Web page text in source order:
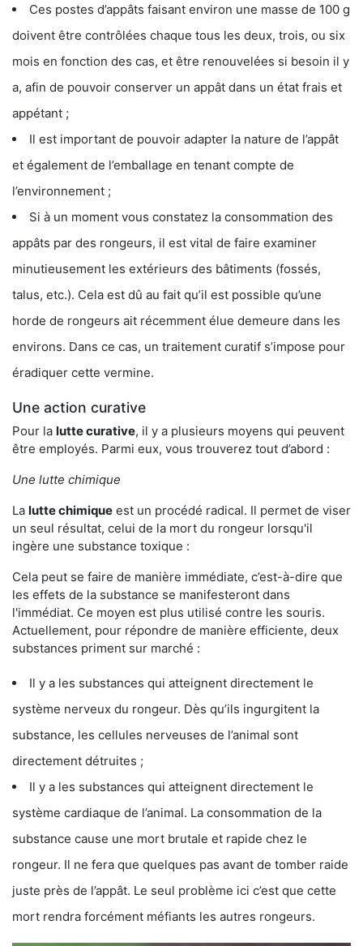
Ces postes d’appâts faisant environ une masse de 100 g
doivent être contrôlées chaque tous les deux, trois, ou six
mois en fonction des cas, et être renouvelées si besoin il y
a, afin de pouvoir conserver un appât dans un état frais et
appétant ;
Il est important de pouvoir adapter la nature de l’appât
et également de l’emballage en tenant compte de
l’environnement ;
Si à un moment vous constatez la consommation des
appâts par des rongeurs, il est vital de faire examiner
minutieusement les extérieurs des bâtiments (fossés,
talus, etc.). Cela est dû au fait qu’il est possible qu’une
horde de rongeurs ait récemment élue demeure dans les
environs. Dans ce cas, un traitement curatif s’impose pour
éradiquer cette vermine.
Une action curative
Pour la lutte curative, il y a plusieurs moyens qui peuvent
être employés. Parmi eux, vous trouverez tout d’abord :
Une lutte chimique
La lutte chimique est un procédé radical. Il permet de viser
un seul résultat, celui de la mort du rongeur lorsqu'il
ingère une substance toxique :
Cela peut se faire de manière immédiate, c’est-à-dire que
les effets de la substance se manifesteront dans
l'immédiat. Ce moyen est plus utilisé contre les souris.
Actuellement, pour répondre de manière efficiente, deux
substances priment sur marché :
Il y a les substances qui atteignent directement le
système nerveux du rongeur. Dès qu’ils ingurgitent la
substance, les cellules nerveuses de l’animal sont
directement détruites ;
Il y a les substances qui atteignent directement le
système cardiaque de l’animal. La consommation de la
substance cause une mort brutale et rapide chez le
rongeur. Il ne fera que quelques pas avant de tomber raide
juste près de l’appât. Le seul problème ici c’est que cette
mort rendra forcément méfiants les autres rongeurs.